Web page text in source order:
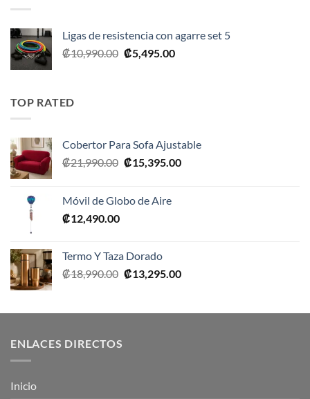
Ligas de resistencia con agarre set 5
₡10,990.00 El
₡5,495.00El
TOP RATED
Cobertor Para Sofa Ajustable
₡21,990.00 El
era:
₡15,395.00El
Móvil de Globo de Aire
₡12,490.00
Termo Y Taza Dorado
₡18,990.00 El
era:
₡13,295.00El
es:
ENLACES DIRECTOS
Inicio